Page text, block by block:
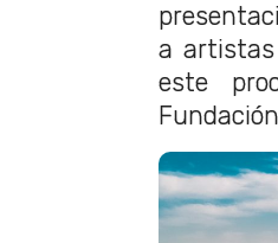
a artistas
este